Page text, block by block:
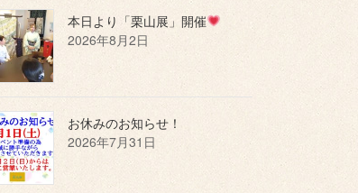
本日より「栗山展」開催
2026年8月2日
お休みのお知らせ！
2026年7月31日